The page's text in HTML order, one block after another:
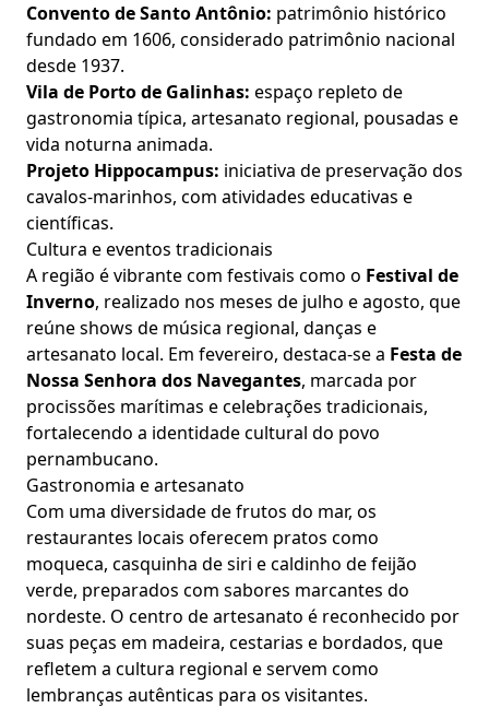
Convento de Santo Antônio: patrimônio histórico
fundado em 1606, considerado patrimônio nacional
desde 1937.
Vila de Porto de Galinhas: espaço repleto de
gastronomia típica, artesanato regional, pousadas e
vida noturna animada.
Projeto Hippocampus: iniciativa de preservação dos
cavalos-marinhos, com atividades educativas e
científicas.
Cultura e eventos tradicionais
A região é vibrante com festivais como o Festival de
Inverno, realizado nos meses de julho e agosto, que
reúne shows de música regional, danças e
artesanato local. Em fevereiro, destaca-se a Festa de
Nossa Senhora dos Navegantes, marcada por
procissões marítimas e celebrações tradicionais,
fortalecendo a identidade cultural do povo
pernambucano.
Gastronomia e artesanato
Com uma diversidade de frutos do mar, os
restaurantes locais oferecem pratos como
moqueca, casquinha de siri e caldinho de feijão
verde, preparados com sabores marcantes do
nordeste. O centro de artesanato é reconhecido por
suas peças em madeira, cestarias e bordados, que
refletem a cultura regional e servem como
lembranças autênticas para os visitantes.